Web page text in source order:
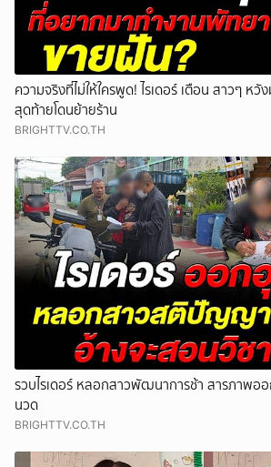
ความจริงที่ไม่ให้ใครพูด! ไรเดอร์ เตือน สาวๆ ห
สุดท้ายโดนย้ายร้าน
BRIGHTTV.CO.TH
รวบไรเดอร์ หลอกสาวพัฒนาการช้า สารภาพอ
นวด
BRIGHTTV.CO.TH